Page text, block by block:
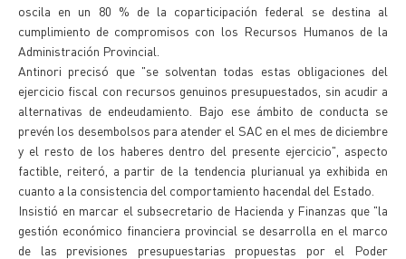
oscila en un 80 % de la coparticipación federal se destina al
cumplimiento de compromisos con los Recursos Humanos de la
Administración Provincial.
Antinori precisó que "se solventan todas estas obligaciones del
ejercicio fiscal con recursos genuinos presupuestados, sin acudir a
alternativas de endeudamiento. Bajo ese ámbito de conducta se
prevén los desembolsos para atender el SAC en el mes de diciembre
y el resto de los haberes dentro del presente ejercicio", aspecto
factible, reiteró, a partir de la tendencia plurianual ya exhibida en
cuanto a la consistencia del comportamiento hacendal del Estado.
Insistió en marcar el subsecretario de Hacienda y Finanzas que "la
gestión económico financiera provincial se desarrolla en el marco
de las previsiones presupuestarias propuestas por el Poder